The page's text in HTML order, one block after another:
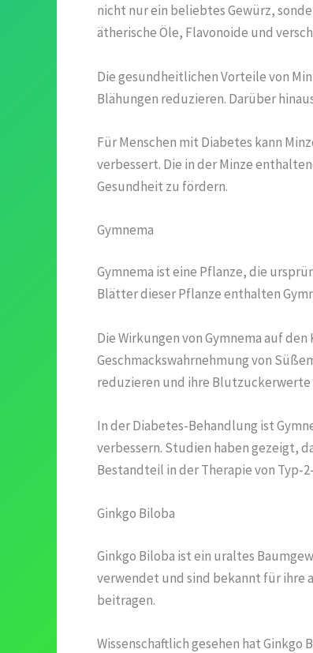
nicht nur ein beliebtes Gewürz,
ätherische Öle, Flavonoide und
Die gesundheitlichen Vorteile von
Blähungen reduzieren. Darüber
Für Menschen mit Diabetes kann
verbessert. Die in der Minze
Gesundheit zu fördern.
Gymnema
Gymnema ist eine Pflanze, die
Blätter dieser Pflanze enthalten
Die Wirkungen von Gymnema auf
Geschmackswahrnehmung von
reduzieren und ihre
In der Diabetes-Behandlung ist
verbessern. Studien haben gezeigt,
Bestandteil in der Therapie von Typ-
Ginkgo Biloba
Ginkgo Biloba ist ein uraltes
verwendet und sind bekannt für ihre
beitragen.
Wissenschaftlich gesehen hat